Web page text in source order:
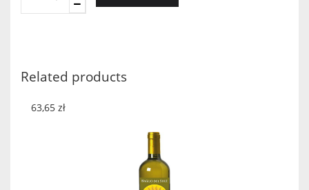
quantity
Related products
63,65 zł